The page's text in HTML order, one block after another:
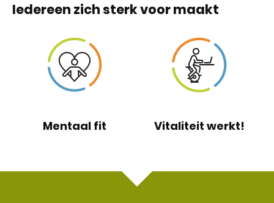
Iedereen zich sterk voor maakt
Mentaal fit Vitaliteit werkt!